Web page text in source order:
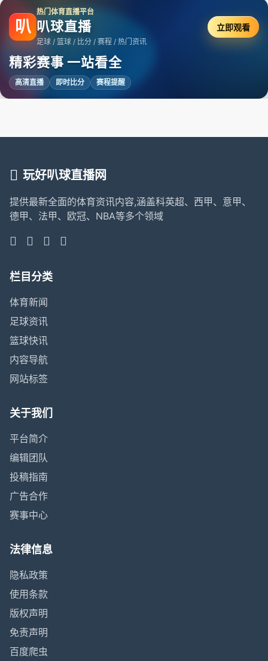
叭
热门体育直播平台
叭球直播
足球 / 篮球 / 比分 / 赛程 / 热门资讯
精彩赛事 一站看全
高清直播 即时比分 赛程提醒
立即观看
玩好叭球直播网
提供最新全面的体育资讯内容,涵盖科英超、西甲、意甲、
德甲、法甲、欧冠、NBA等多个领域
栏目分类
体育新闻
足球资讯
篮球快讯
内容导航
网站标签
关于我们
平台简介
编辑团队
投稿指南
广告合作
赛事中心
法律信息
隐私政策
使用条款
版权声明
免责声明
百度爬虫